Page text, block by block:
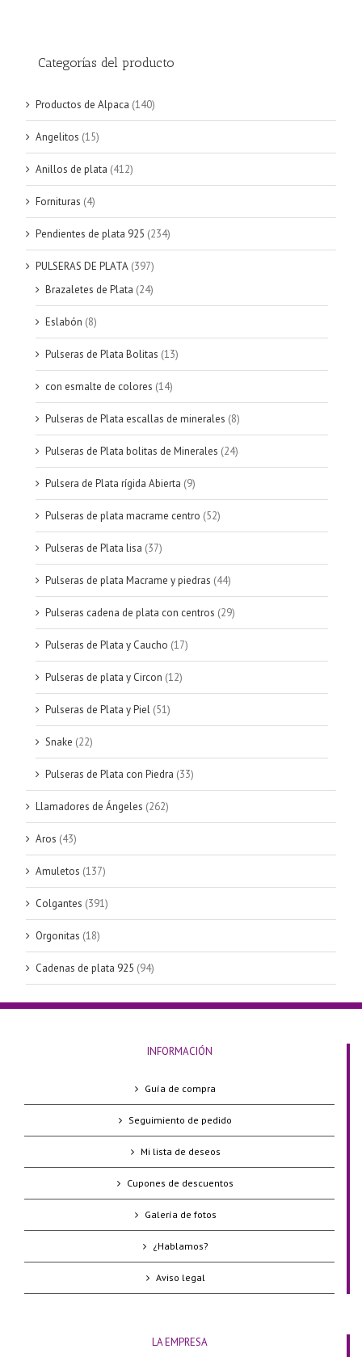
Categorías del producto
Productos de Alpaca (140)
Angelitos (15)
Anillos de plata (412)
Fornituras (4)
Pendientes de plata 925 (234)
PULSERAS DE PLATA (397)
Brazaletes de Plata (24)
Eslabón (8)
Pulseras de Plata Bolitas (13)
con esmalte de colores (14)
Pulseras de Plata escallas de minerales (8)
Pulseras de Plata bolitas de Minerales (24)
Pulsera de Plata rígida Abierta (9)
Pulseras de plata macrame centro (52)
Pulseras de Plata lisa (37)
Pulseras de plata Macrame y piedras (44)
Pulseras cadena de plata con centros (29)
Pulseras de Plata y Caucho (17)
Pulseras de plata y Circon (12)
Pulseras de Plata y Piel (51)
Snake (22)
Pulseras de Plata con Piedra (33)
Llamadores de Ángeles (262)
Aros (43)
Amuletos (137)
Colgantes (391)
Orgonitas (18)
Cadenas de plata 925 (94)
INFORMACIÓN
Guía de compra
Seguimiento de pedido
Mi lista de deseos
Cupones de descuentos
Galería de fotos
¿Hablamos?
Aviso legal
LA EMPRESA